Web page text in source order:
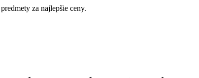
za najlepšie ceny.